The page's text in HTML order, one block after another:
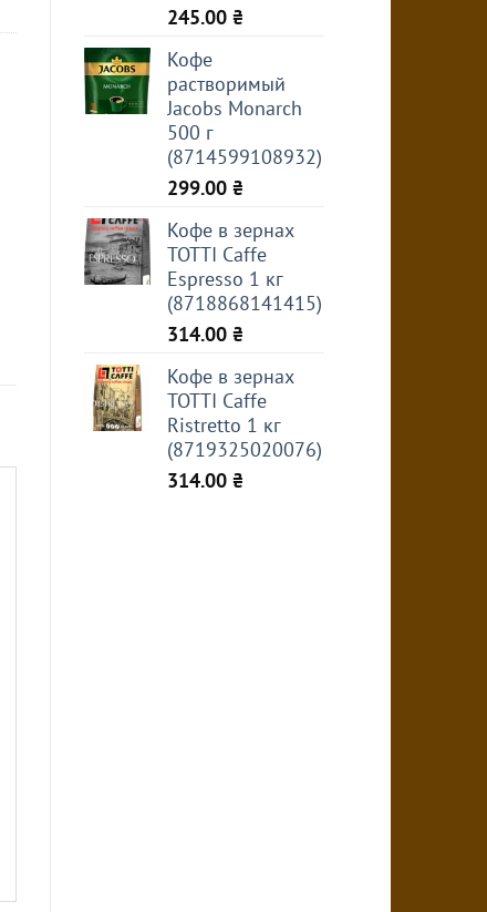
245.00 ₴
Кофе
растворимый
Jacobs Monarch
500 г
(8714599108932)
299.00 ₴
Кофе в зернах
TOTTI Caffe
Espresso 1 кг
(8718868141415)
314.00 ₴
Кофе в зернах
TOTTI Caffe
Ristretto 1 кг
(8719325020076)
314.00 ₴